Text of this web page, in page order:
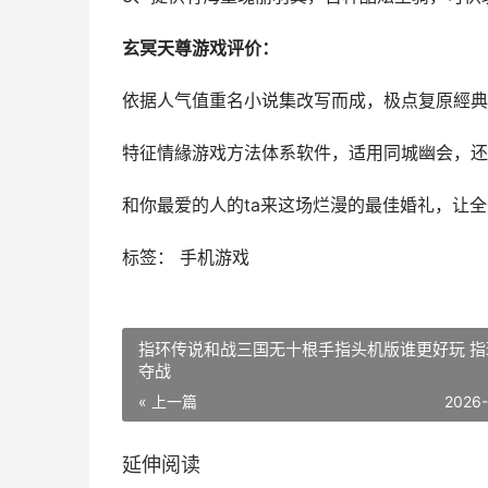
玄冥天尊游戏评价：
依据人气值重名小说集改写而成，极点复原經
特征情緣游戏方法体系软件，适用同城幽会，
和你最爱的人的ta来这场烂漫的最佳婚礼，让
标签： 手机游戏
指环传说和战三国无十根手指头机版谁更好玩
夺战
« 上一篇
延伸阅读